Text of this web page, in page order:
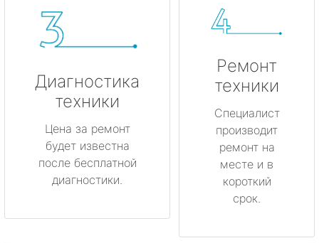
Диагностика
техники
Цена за ремонт
будет известна
после бесплатной
диагностики.
Ремонт
техники
Специалист
производит
ремонт на
месте и в
короткий
срок.